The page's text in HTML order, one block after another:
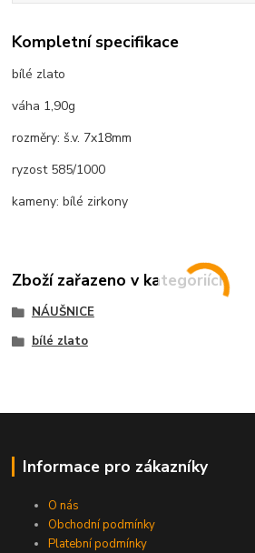
Kompletní specifikace
bílé zlato
váha 1,90g
rozměry: š.v. 7x18mm
ryzost 585/1000
kameny: bílé zirkony
Zboží zařazeno v kategoriích
NÁUŠNICE
bílé zlato
Informace pro zákazníky
O nás
Obchodní podmínky
Platební podmínky